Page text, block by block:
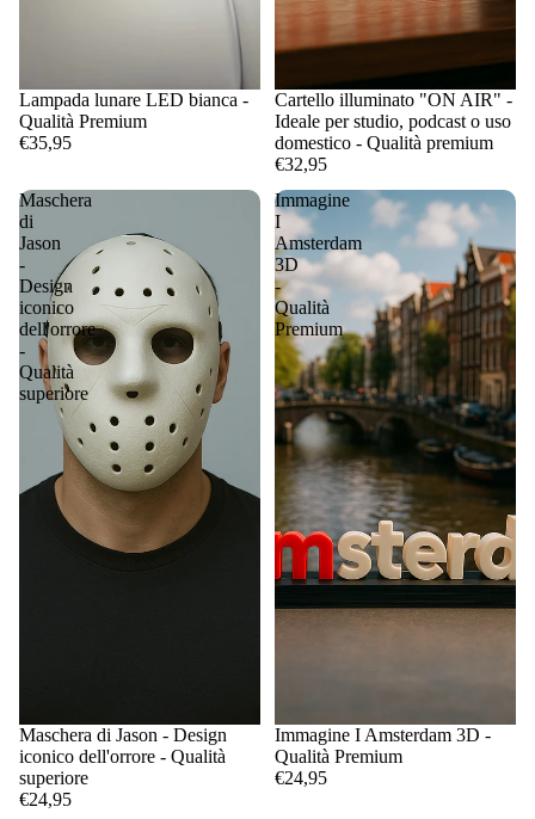
Lampada lunare LED bianca -
Qualità Premium
€35,95
Cartello illuminato "ON AIR" -
Ideale per studio, podcast o uso
domestico - Qualità premium
€32,95
Maschera
di
Jason
-
Design
iconico
dell'orrore
-
Qualità
superiore
Maschera di Jason - Design
iconico dell'orrore - Qualità
superiore
€24,95
Immagine
I
Amsterdam
3D
-
Qualità
Premium
Immagine I Amsterdam 3D -
Qualità Premium
€24,95